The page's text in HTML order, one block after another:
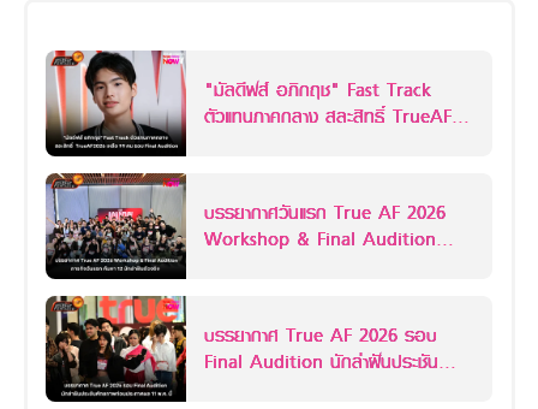
"มัลดีฟส์ อภิกฤช" Fast Track
ตัวแทนภาคกลาง สละสิทธิ์ TrueAF
บรรยากาศวันแรก True AF 2026
Workshop & Final Audition
บรรยากาศ True AF 2026 รอบ
Final Audition นักล่าฝันประชัน